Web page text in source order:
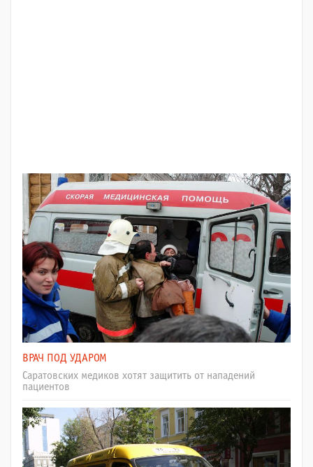
ВРАЧ ПОД УДАРОМ
Саратовских медиков хотят защитить от нападений
пациентов